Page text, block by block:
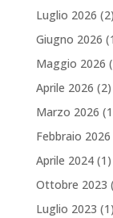
Luglio 2026 (2)
Giugno 2026
Maggio 2026
Aprile 2026 (2)
Marzo 2026
Febbraio 2026
Aprile 2024(1)
Ottobre 2023
Luglio 2023 (1)